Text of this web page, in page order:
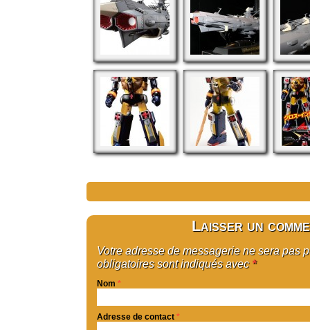
Laisser un
Votre adresse de messagerie ne sera pas
obligatoires sont indiqués avec *
Nom *
Adresse de contact *